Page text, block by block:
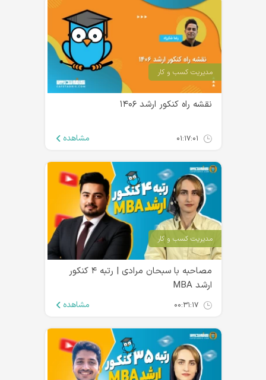
مدیریت کسب و کار
نقشه راه کنکور ارشد ۱۴۰۶
۰۱:۱۷:۰۱ مشاهده
مدیریت کسب و کار
مصاحبه با سبحان مرادی | رتبه ۴ کنکور
ارشد MBA
۰۰:۳۱:۱۷ مشاهده